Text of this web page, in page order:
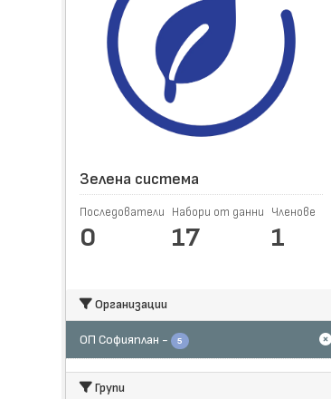
Зелена система
Последователи
0
Набори от данни
17
Членове
1
Организации
ОП Софияплан - 5
Групи